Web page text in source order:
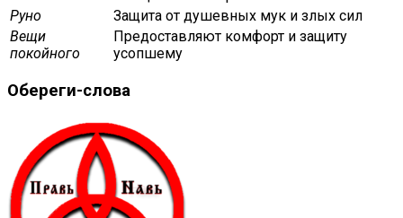
Руно
Защита от душевных мук и злых сил
Вещи
покойного
Предоставляют комфорт и защиту
усопшему
Обереги-слова